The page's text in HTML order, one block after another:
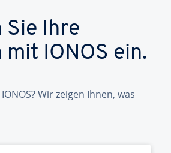
Sie Ihre
mit IONOS ein.
Wir zeigen Ihnen, was